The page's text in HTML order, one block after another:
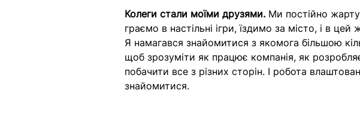
Колеги стали моїми друзями. Ми постійно
граємо в настільні ігри, їздимо за місто, і в
Я намагався знайомитися з якомога більшою
щоб зрозуміти як працює компанія, як
побачити все з різних сторін. І робота
знайомитися.